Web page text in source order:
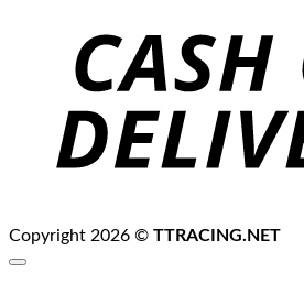
Copyright 2026 © TTRACING.NET